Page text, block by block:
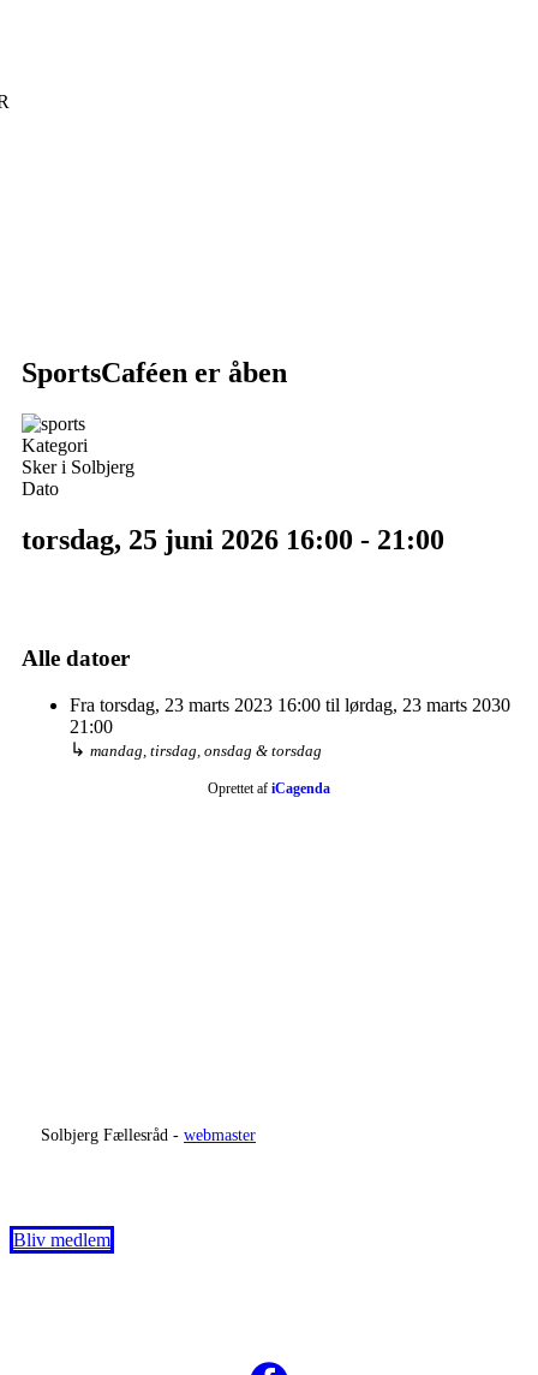
SportsCaféen er åben
Kategori
Sker i Solbjerg
Dato
torsdag, 25 juni 2026 16:00 - 21:00
Alle datoer
Fra torsdag, 23 marts 2023 16:00 til lørdag, 23 marts 2030
21:00
↳ mandag, tirsdag, onsdag & torsdag
Oprettet af iCagenda
Solbjerg Fællesråd - webmaster
Bliv medlem